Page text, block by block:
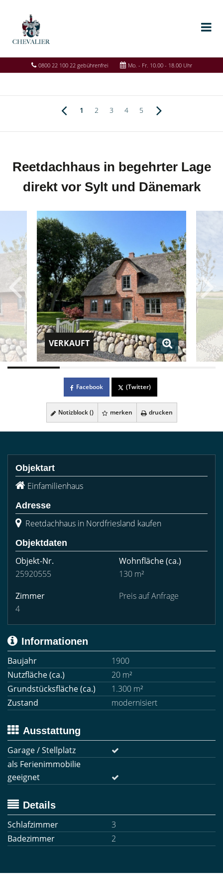
0800 22 100 22 gebührenfrei Mo. - Fr. 10.00 - 18.00 Uhr
1 2 3 4 5
Reetdachhaus in begehrter Lage
direkt vor Sylt und Dänemark
VERKAUFT
Facebook (Twitter)
Notizblock () merken drucken
Objektart
Einfamilienhaus
Adresse
Reetdachhaus in Nordfriesland kaufen
Objektdaten
Objekt-Nr.
25920555
Wohnfläche(ca.)
130 m²
Zimmer
4
Preis auf Anfrage
Informationen
Baujahr
1900
Nutzfläche (ca.)
20 m²
Grundstücksfläche (ca.)
1.300 m²
Zustand
modernisiert
Ausstattung
Garage / Stellplatz
als Ferienimmobilie
geeignet
Details
Schlafzimmer
3
Badezimmer
2